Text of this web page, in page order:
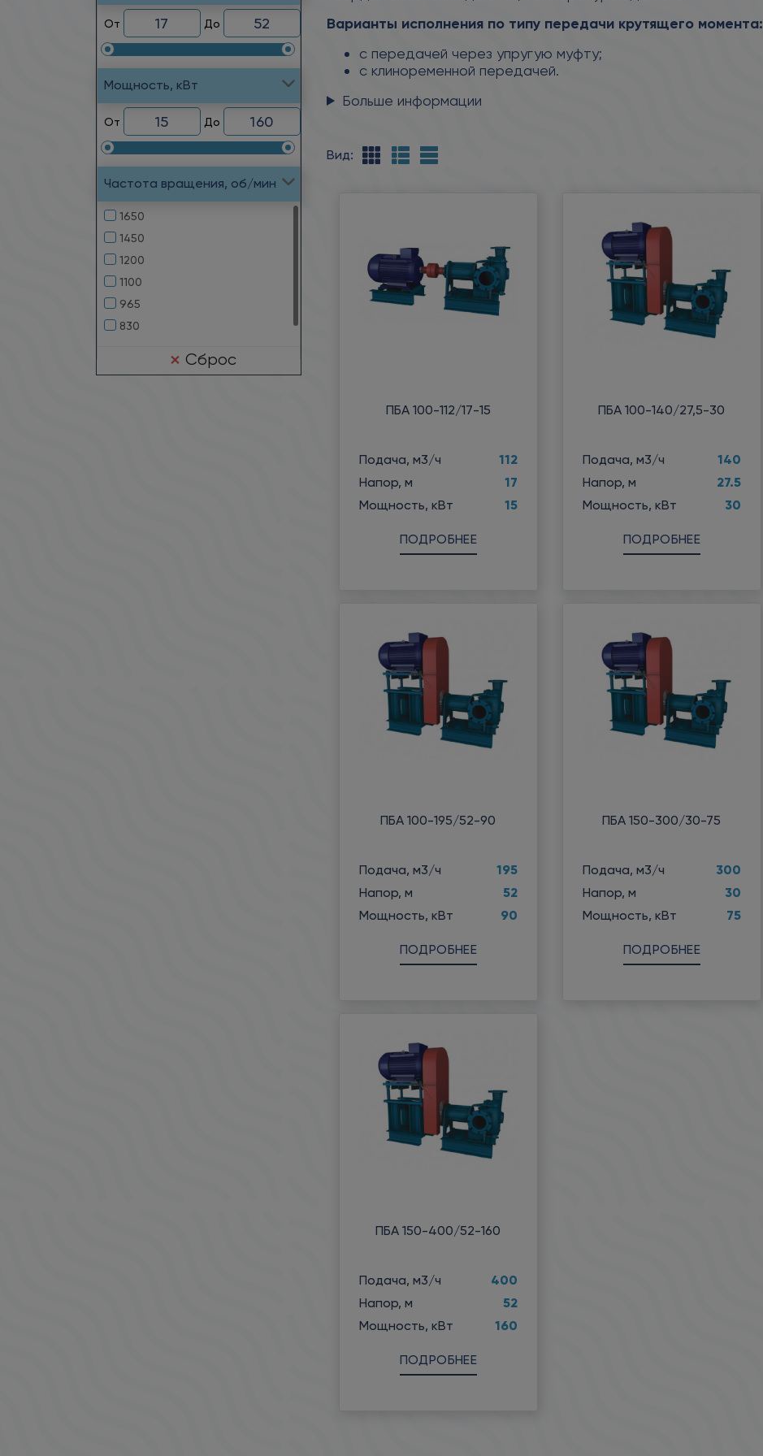
От До
Мощность, кВт
От До
Частота вращения, об/мин
1650
1450
1200
1100
965
830
Сброс
Варианты исполнения по типу передачи крутящего момента:
с передачей через упругую муфту;
с клиноременной передачей.
Больше информации
Вид:
ПБА 100-112/17-15
Подача, м3/ч
112
Напор, м
17
Мощность, кВт
15
ПОДРОБНЕЕ
ПБА 100-140/27,5-30
Подача, м3/ч
140
Напор, м
27.5
Мощность, кВт
30
ПОДРОБНЕЕ
ПБА 100-195/52-90
Подача, м3/ч
195
Напор, м
52
Мощность, кВт
90
ПОДРОБНЕЕ
ПБА 150-300/30-75
Подача, м3/ч
300
Напор, м
30
Мощность, кВт
75
ПОДРОБНЕЕ
ПБА 150-400/52-160
Подача, м3/ч
400
Напор, м
52
Мощность, кВт
160
ПОДРОБНЕЕ